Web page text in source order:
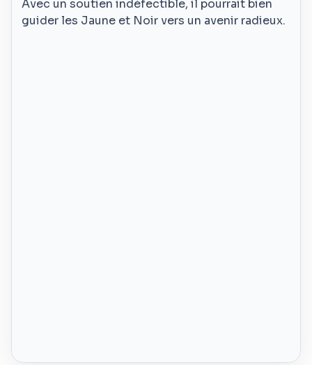
Avec un soutien indéfectible, il pourrait bien
guider les Jaune et Noir vers un avenir radieux.